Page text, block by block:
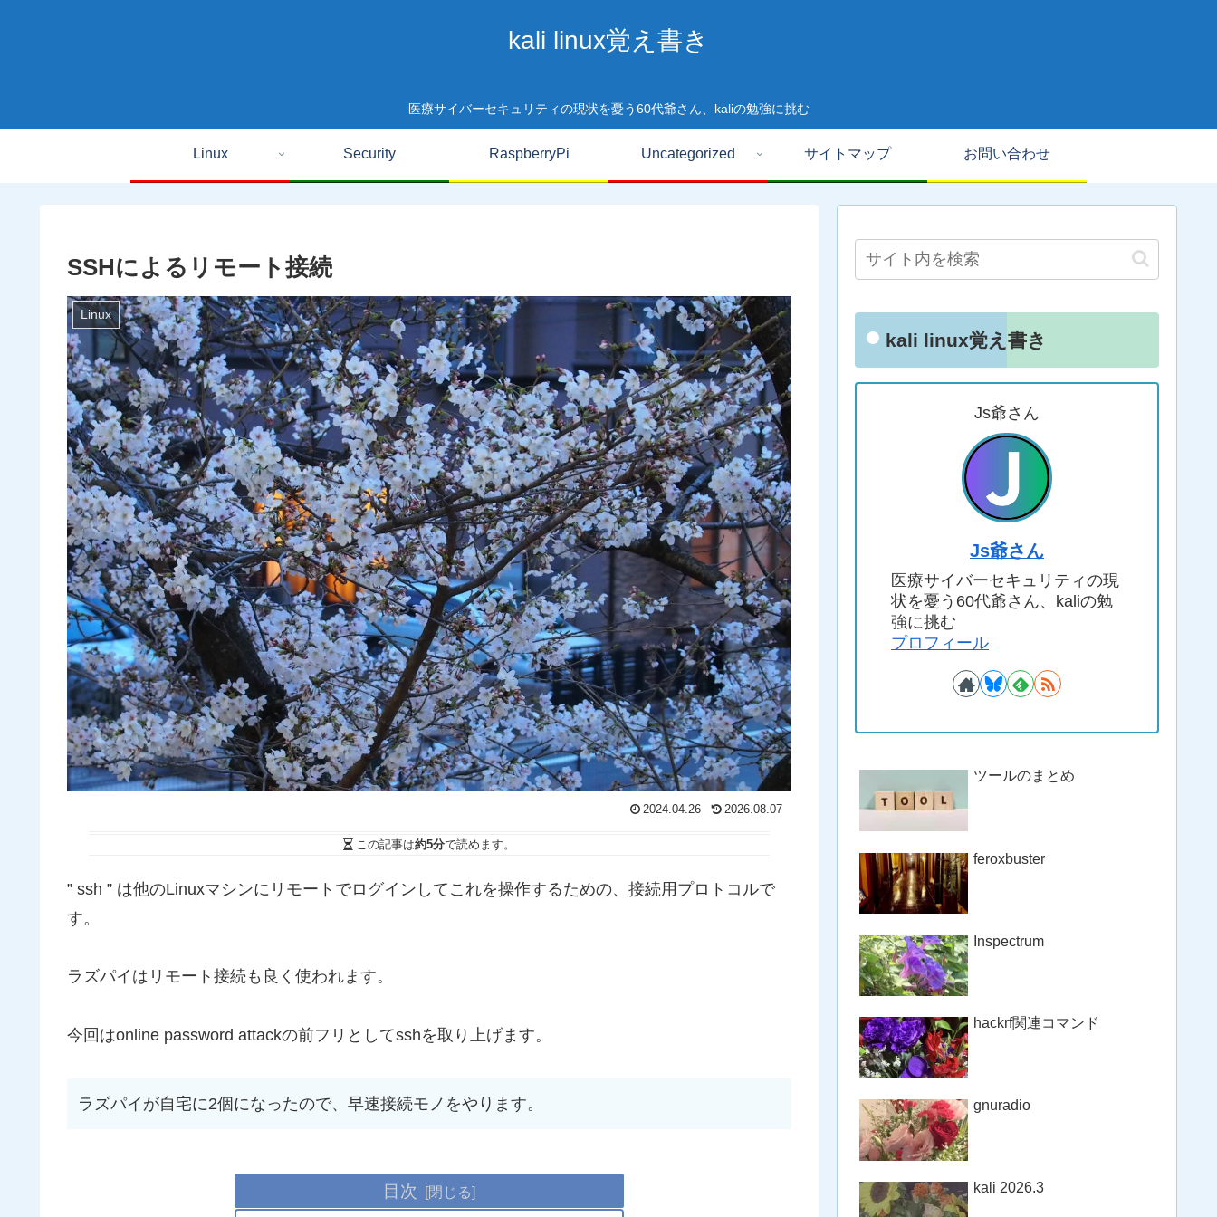
kali linux覚え書き
医療サイバーセキュリティの現状を憂う60代爺さん、kaliの勉強に挑む
Linux Security RaspberryPi Uncategorized サイトマップ お問い合わせ
SSHによるリモート接続
Linux
2024.04.26 2026.08.07
この記事は約5分で読めます。
” ssh ” は他のLinuxマシンにリモートでログインしてこれを操作するための、接続用プロトコルで
す。
ラズパイはリモート接続も良く使われます。
今回はonline password attackの前フリとしてsshを取り上げます。
ラズパイが自宅に2個になったので、早速接続モノをやります。
目次
kali linux覚え書き
Js爺さん
Js爺さん
医療サイバーセキュリティの現
状を憂う60代爺さん、kaliの勉
強に挑む
プロフィール
ツールのまとめ
feroxbuster
Inspectrum
hackrf関連コマンド
gnuradio
kali 2026.3